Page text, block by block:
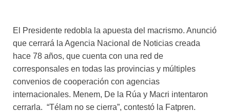
El Presidente redobla la apuesta del macrismo. Anunció
que cerrará la Agencia Nacional de Noticias creada
hace 78 años, que cuenta con una red de
corresponsales en todas las provincias y múltiples
convenios de cooperación con agencias
internacionales. Menem, De la Rúa y Macri intentaron
cerrarla. “Télam no se cierra”, contestó la Fatpren.